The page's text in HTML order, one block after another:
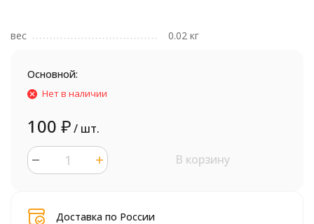
вес 0.02 кг
Основной:
Нет в наличии
100 ₽/ шт.
В корзину
Доставка по России